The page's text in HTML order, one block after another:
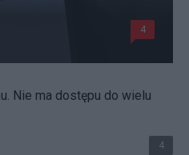
4
Nie ma dostępu do wielu
4